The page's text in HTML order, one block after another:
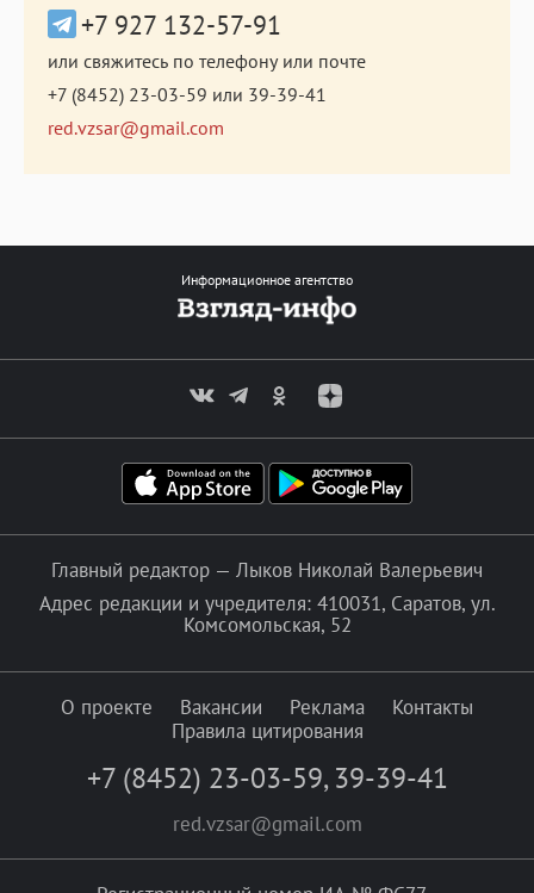
+7 927 132-57-91
или свяжитесь по телефону или почте
+7 (8452) 23-03-59 или 39-39-41
red.vzsar@gmail.com
Информационное агентство
Главный редактор — Лыков Николай Валерьевич
Адрес редакции и учредителя: 410031, Саратов, ул.
Комсомольская, 52
О проекте Вакансии Реклама
Контакты
Правила цитирования
+7 (8452) 23-03-59, 39-39-41
red.vzsar@gmail.com